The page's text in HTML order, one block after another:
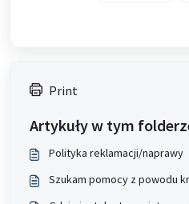
Print
Artykuły w tym
Polityka reklamacji/naprawy
Szukam pomocy z powodu